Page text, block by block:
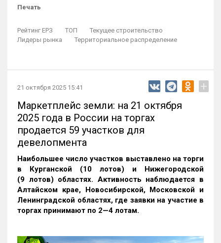
Печать
Рейтинг ЕРЗ ТОП
Текущее строительство
Лидеры рынка
Территориальное распределение
21 октября 2025 15:41 +
Маркетплейс земли: на 21 октября
2025 года в России на торгах
продается 59 участков для
девелопмента
Наибольшее число участков выставлено на торги
в Курганской (10 лотов) и Нижегородской
(9 лотов) областях. Активность наблюдается в
Алтайском крае, Новосибирской, Московской и
Ленинградской областях, где заявки на участие в
торгах принимают по 2—4 лотам.